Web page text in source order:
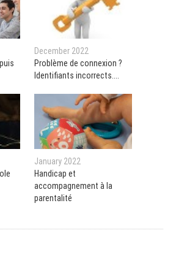
December 2022
Problème de connexion ?
Identifiants incorrects....
January 2022
Handicap et
accompagnement à la
parentalité